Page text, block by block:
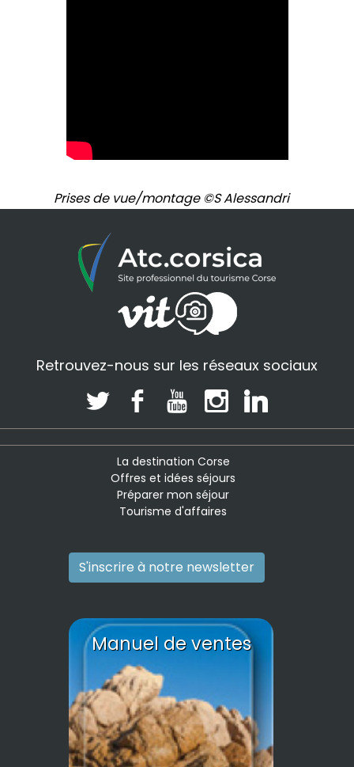
Prises de vue/montage ©S Alessandri
Retrouvez-nous sur les réseaux sociaux
La destination Corse
Offres et idées séjours
Préparer mon séjour
Tourisme d'affaires
S'inscrire à notre newsletter
Manuel de ventes